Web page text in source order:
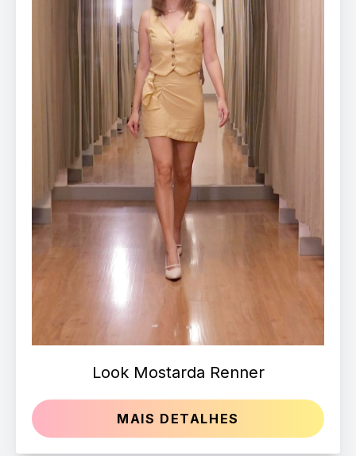
Look Mostarda Renner
MAIS DETALHES